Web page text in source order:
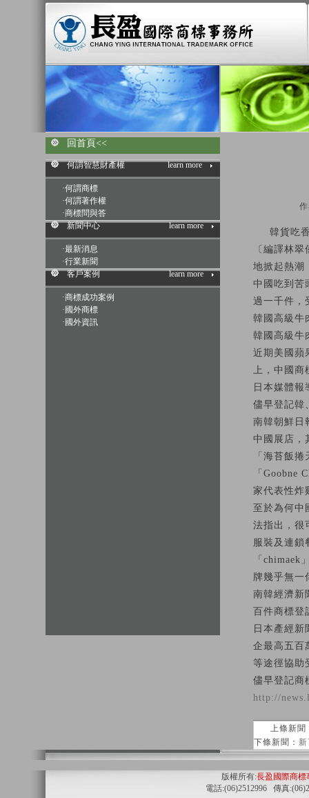
回首頁<<
何謂智慧財產權 learn more
·何謂商標
·何謂著作權
·商標問與答
新聞中心
learn more
·最新消息
·行業新聞
客戶案例
learn more
·商標成功案例
· 國外商標
· 國外資訊
韓貨吃
〔編譯林
地掀起熱潮
中國吃到苦
過一千件，
韓國高級牛
韓國高級牛
近期美國蘋
上，中國商
日本媒體
儘早登記韓
南韓朝鮮日
中國展店，
「海苔飯
「Goobne
家代表性炸
至於為何中
法指出，很
服裝及連鎖
「chimaek
牌幾乎無一
南韓經濟新
百件商標登
日本產經
企最高五百
等途徑協助
儘早登記商
http://
上條新聞
下條新聞：
版權所有:長盈國際商標
電話:(06)2512996 傳真